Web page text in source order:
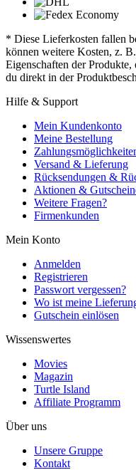
* Diese Lieferkosten fallen
können weitere Kosten, z.
Eigenschaften der
du direkt in der
Hilfe & Support
Mein Kundenkonto
Meine Bestellung
Versand & Lieferung
Rücksendungen &
Aktionen &
Weitere Fragen?
Firmenkunden
Mein Konto
Anmelden
Registrieren
Passwort vergessen?
Wo ist meine
Gutschein einlösen
Wissenswertes
Movies
Magazin
Turtle Island
Affiliate Programm
Über uns
Unsere Gruppe
Kontakt